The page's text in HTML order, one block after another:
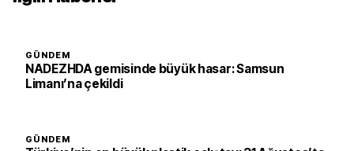
GÜNDEM
NADEZHDA gemisinde büyük hasar: Samsun
Limanı’na çekildi
GÜNDEM